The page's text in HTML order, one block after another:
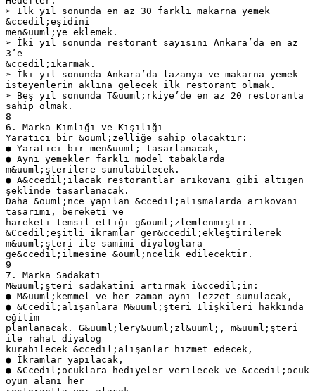
➢ İlk yıl sonunda en az 30 farklı makarna yemek
&ccedil;eşidini
men&uuml;ye eklemek.
➢ İki yıl sonunda restorant sayısını Ankara’da en az
3’e
&ccedil;ıkarmak.
➢ İki yıl sonunda Ankara’da lazanya ve makarna yemek
isteyenlerin aklına gelecek ilk restorant olmak.
➢ Beş yıl sonunda T&uuml;rkiye’de en az 20 restoranta
sahip olmak.
8
6. Marka Kimliği ve Kişiliği
Yaratıcı bir &ouml;zelliğe sahip olacaktır:
● Yaratıcı bir men&uuml; tasarlanacak,
● Aynı yemekler farklı model tabaklarda
m&uuml;şterilere sunulabilecek.
● A&ccedil;ılacak restorantlar arıkovanı gibi altıgen
şeklinde tasarlanacak.
Daha &ouml;nce yapılan &ccedil;alışmalarda arıkovanı
tasarımı, bereketi ve
hareketi temsil ettiği g&ouml;zlemlenmiştir.
&Ccedil;eşitli ikramlar ger&ccedil;ekleştirilerek
m&uuml;şteri ile samimi diyaloglara
ge&ccedil;ilmesine &ouml;ncelik edilecektir.
9
7. Marka Sadakati
M&uuml;şteri sadakatini artırmak i&ccedil;in:
● M&uuml;kemmel ve her zaman aynı lezzet sunulacak,
● &Ccedil;alışanlara M&uuml;şteri İlişkileri hakkında
eğitim
planlanacak. G&uuml;lery&uuml;zl&uuml;, m&uuml;şteri
ile rahat diyalog
kurabilecek &ccedil;alışanlar hizmet edecek,
● İkramlar yapılacak,
● &Ccedil;ocuklara hediyeler verilecek ve &ccedil;ocuk
oyun alanı her